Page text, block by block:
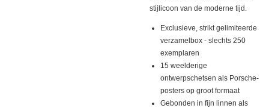
stijlicoon van de moderne tijd.
Exclusieve, strikt gelimiteerde
verzamelbox - slechts 250
exemplaren
15 weelderige
ontwerpschetsen als Porsche-
posters op groot formaat
Gebonden in fijn linnen als